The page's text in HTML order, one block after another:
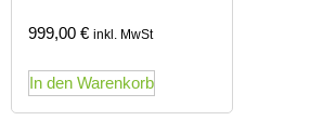
999,00 € inkl. MwSt
In den Warenkorb